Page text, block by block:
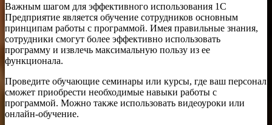
Важным шагом для эффективного использования 1С
Предприятие является обучение сотрудников основным
принципам работы с программой. Имея правильные знания,
сотрудники смогут более эффективно использовать
программу и извлечь максимальную пользу из ее
функционала.
Проведите обучающие семинары или курсы, где ваш персонал
сможет приобрести необходимые навыки работы с
программой. Можно также использовать видеоуроки или
онлайн-обучение.